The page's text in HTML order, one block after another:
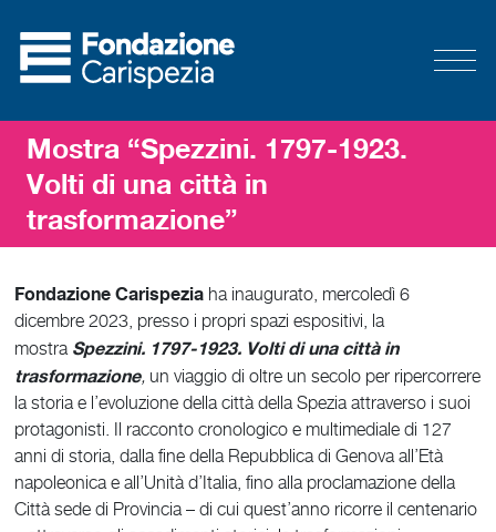
Mostra “Spezzini. 1797-1923.
Volti di una città in
trasformazione”
Fondazione Carispezia ha inaugurato, mercoledì 6
dicembre 2023, presso i propri spazi espositivi, la
mostra Spezzini. 1797-1923. Volti di una città in
trasformazione, un viaggio di oltre un secolo per ripercorrere
la storia e l’evoluzione della città della Spezia attraverso i suoi
protagonisti. Il racconto cronologico e multimediale di 127
anni di storia, dalla fine della Repubblica di Genova all’Età
napoleonica e all’Unità d’Italia, fino alla proclamazione della
Città sede di Provincia – di cui quest’anno ricorre il centenario